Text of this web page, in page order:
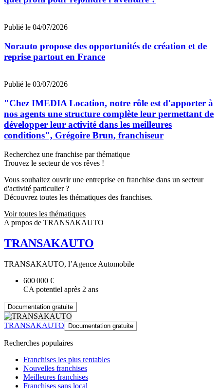
Publié le 04/07/2026
Norauto propose des opportunités de création et de
reprise partout en France
Publié le 03/07/2026
"Chez IMEDIA Location, notre rôle est d'apporter à
nos agents une structure complète leur permettant de
développer leur activité dans les meilleures
conditions", Grégoire Brun, franchiseur
Recherchez une franchise par thématique
Trouvez le secteur de vos rêves !
Vous souhaitez ouvrir une entreprise en franchise dans un secteur
d'activité particulier ?
Découvrez toutes les thématiques des franchises.
Voir toutes les thématiques
A propos de TRANSAKAUTO
TRANSAKAUTO
TRANSAKAUTO, l’Agence Automobile
600 000 €
CA potentiel après 2 ans
Documentation gratuite
TRANSAKAUTO Documentation gratuite
Recherches populaires
Franchises les plus rentables
Nouvelles franchises
Meilleures franchises
Franchises sans local